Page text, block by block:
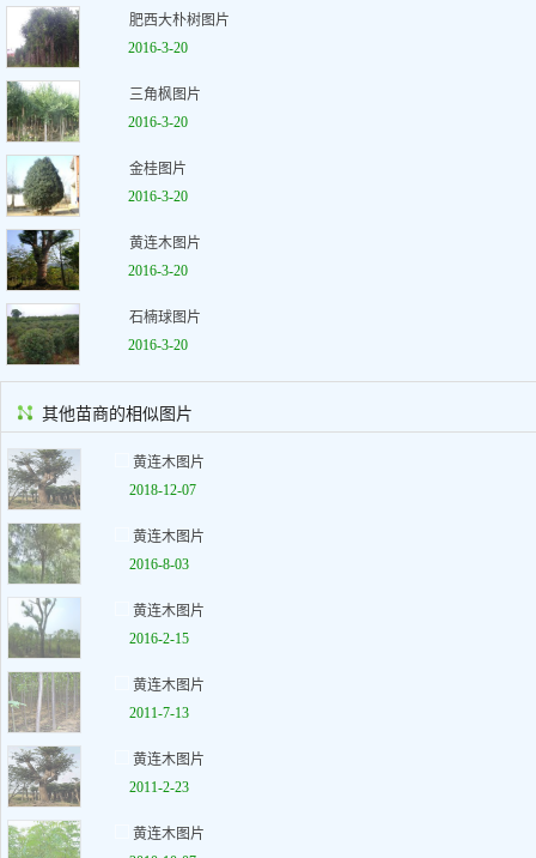
肥西大朴树图片
2016-3-20
三角枫图片
2016-3-20
金桂图片
2016-3-20
黄连木图片
2016-3-20
石楠球图片
2016-3-20
其他苗商的相似图片
黄连木图片
2018-12-07
黄连木图片
2016-8-03
黄连木图片
2016-2-15
黄连木图片
2011-7-13
黄连木图片
2011-2-23
黄连木图片